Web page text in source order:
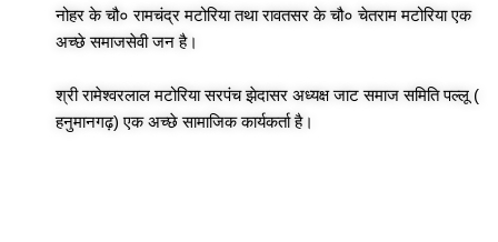
नोहर के चौ० रामचंद्र मटोरिया तथा रावतसर के चौ० चेतराम मटोरिया एक
अच्छे समाजसेवी जन है।
श्री रामेश्वरलाल मटोरिया सरपंच झेदासर अध्यक्ष जाट समाज समिति पल्लू (
हनुमानगढ़) एक अच्छे सामाजिक कार्यकर्ता है।